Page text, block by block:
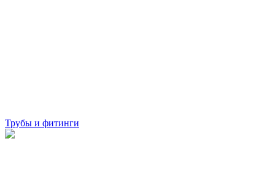
Трубы и фитинги